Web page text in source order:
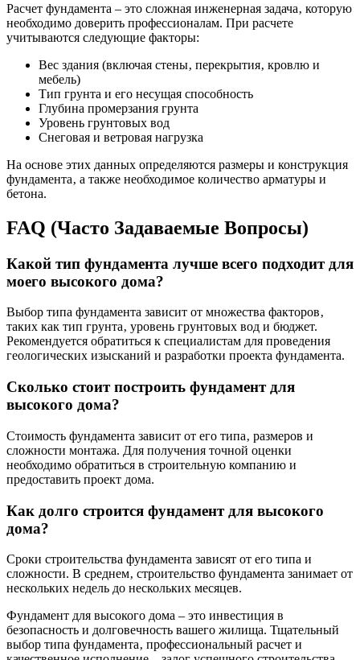
Расчет фундамента – это сложная инженерная задача‚ которую
необходимо доверить профессионалам. При расчете
учитываются следующие факторы:
Вес здания (включая стены‚ перекрытия‚ кровлю и
мебель)
Тип грунта и его несущая способность
Глубина промерзания грунта
Уровень грунтовых вод
Снеговая и ветровая нагрузка
На основе этих данных определяются размеры и конструкция
фундамента‚ а также необходимое количество арматуры и
бетона.
FAQ (Часто Задаваемые Вопросы)
Какой тип фундамента лучше всего подходит для
моего высокого дома?
Выбор типа фундамента зависит от множества факторов‚
таких как тип грунта‚ уровень грунтовых вод и бюджет.
Рекомендуется обратиться к специалистам для проведения
геологических изысканий и разработки проекта фундамента.
Сколько стоит построить фундамент для
высокого дома?
Стоимость фундамента зависит от его типа‚ размеров и
сложности монтажа. Для получения точной оценки
необходимо обратиться в строительную компанию и
предоставить проект дома.
Как долго строится фундамент для высокого
дома?
Сроки строительства фундамента зависят от его типа и
сложности. В среднем‚ строительство фундамента занимает от
нескольких недель до нескольких месяцев.
Фундамент для высокого дома – это инвестиция в
безопасность и долговечность вашего жилища. Тщательный
выбор типа фундамента‚ профессиональный расчет и